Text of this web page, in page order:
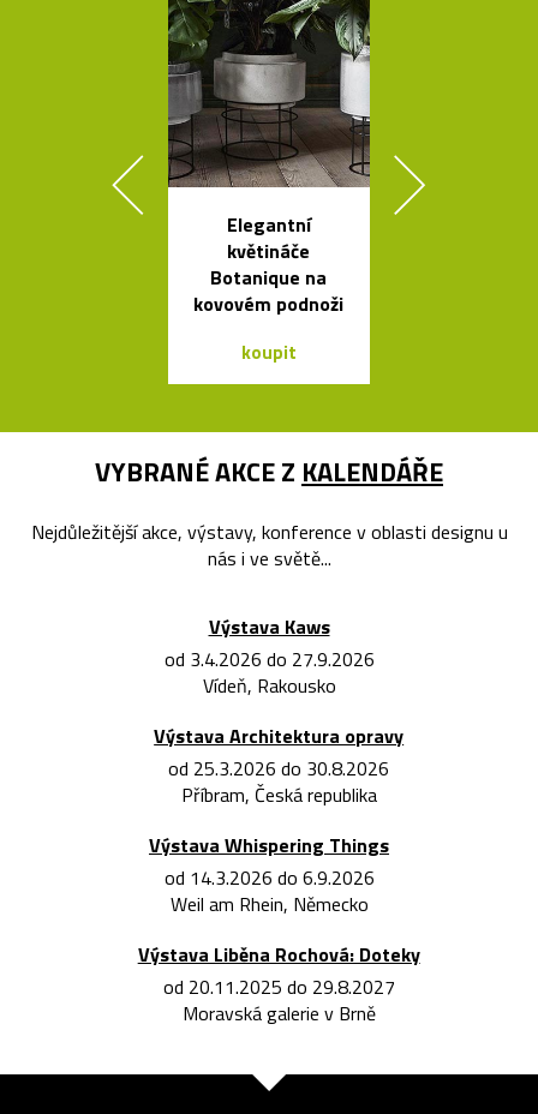
Elegantní
květináče
Botanique na
kovovém podnoži
koupit
VYBRANÉ AKCE Z KALENDÁŘE
Nejdůležitější akce, výstavy, konference v oblasti designu u
nás i ve světě...
Výstava Kaws
od 3.4.2026 do 27.9.2026
Vídeň, Rakousko
Výstava Architektura opravy
od 25.3.2026 do 30.8.2026
Příbram, Česká republika
Výstava Whispering Things
od 14.3.2026 do 6.9.2026
Weil am Rhein, Německo
Výstava Liběna Rochová: Doteky
od 20.11.2025 do 29.8.2027
Moravská galerie v Brně